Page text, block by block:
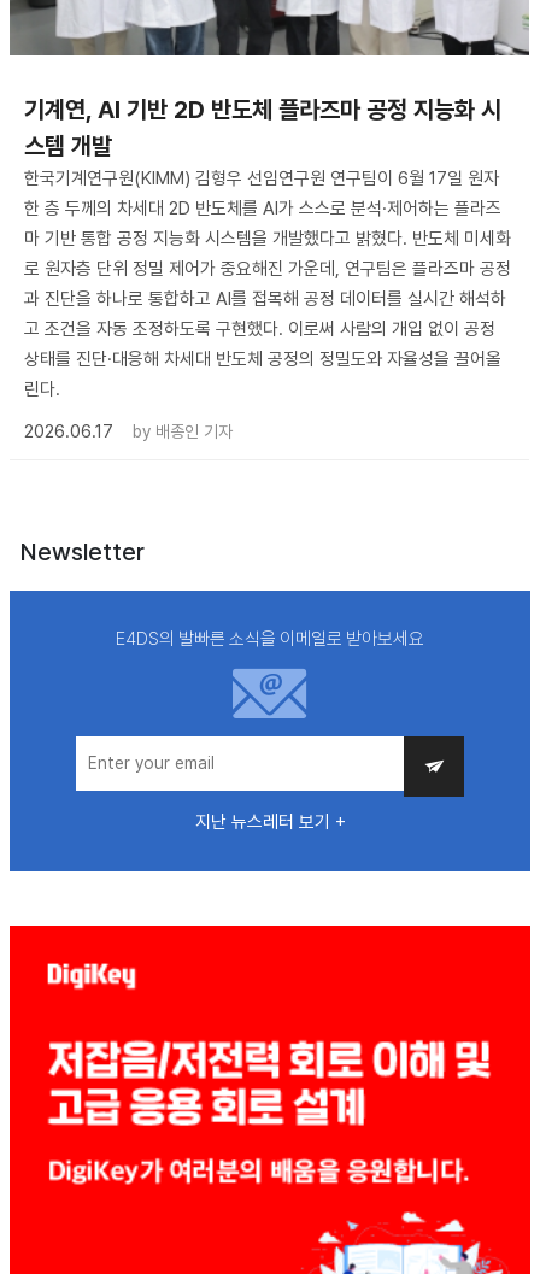
기계연, AI 기반 2D 반도체 플라즈마 공정 지능화 시
스템 개발
한국기계연구원(KIMM) 김형우 선임연구원 연구팀이 6월 17일 원자
한 층 두께의 차세대 2D 반도체를 AI가 스스로 분석·제어하는 플라즈
마 기반 통합 공정 지능화 시스템을 개발했다고 밝혔다. 반도체 미세화
로 원자층 단위 정밀 제어가 중요해진 가운데, 연구팀은 플라즈마 공정
과 진단을 하나로 통합하고 AI를 접목해 공정 데이터를 실시간 해석하
고 조건을 자동 조정하도록 구현했다. 이로써 사람의 개입 없이 공정
상태를 진단·대응해 차세대 반도체 공정의 정밀도와 자율성을 끌어올
린다.
2026.06.17
by 배종인 기자
Newsletter
E4DS의 발빠른 소식을 이메일로 받아보세요
지난 뉴스레터 보기 +